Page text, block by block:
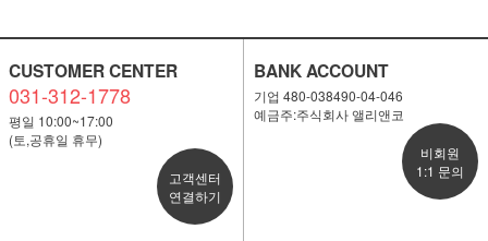
CUSTOMER CENTER
031-312-1778
평일 10:00~17:00
(토,공휴일 휴무)
고객센터
연결하기
BANK ACCOUNT
기업 480-038490-04-046
예금주:주식회사 앨리앤코
비회원
1:1 문의